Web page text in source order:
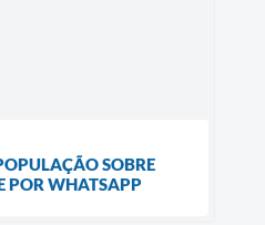
SOBRE
POR WHATSAPP